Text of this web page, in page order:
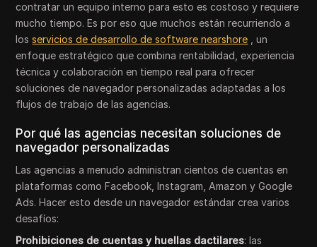
contratar un equipo interno para esto es costoso y requiere
mucho tiempo. Es por eso que muchos están recurriendo a
losservicios de desarrollo de software nearshore , un
enfoque estratégico que combina rentabilidad, experiencia
técnica y colaboración en tiempo real para ofrecer
soluciones de navegador personalizadas adaptadas a los
flujos de trabajo de las agencias.
Por qué las agencias necesitan soluciones de
navegador personalizadas
Las agencias a menudo administran cientos de cuentas en
plataformas como Facebook, Instagram, Amazon y Google
Ads. Hacer esto desde un navegador estándar crea varios
desafíos:
Prohibiciones de cuentas y huellas dactilares: las